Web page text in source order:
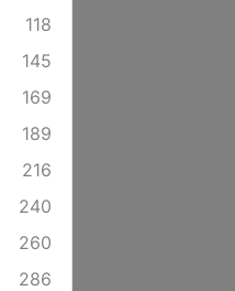
118
145
169
189
216
240
260
286